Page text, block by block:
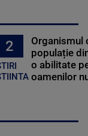
2
Organismul
populație
o abilitate
oamenilor